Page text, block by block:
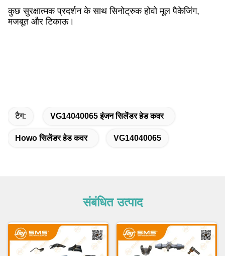
कुछ सुरक्षात्मक प्रदर्शन के साथ सिनोट्रुक होवो मूल पैकेजिंग,
मजबूत और टिकाऊ।
टैग: VG14040065 इंजन सिलेंडर हेड कवर
Howo सिलेंडर हेड कवर VG14040065
संबंधित उत्पाद